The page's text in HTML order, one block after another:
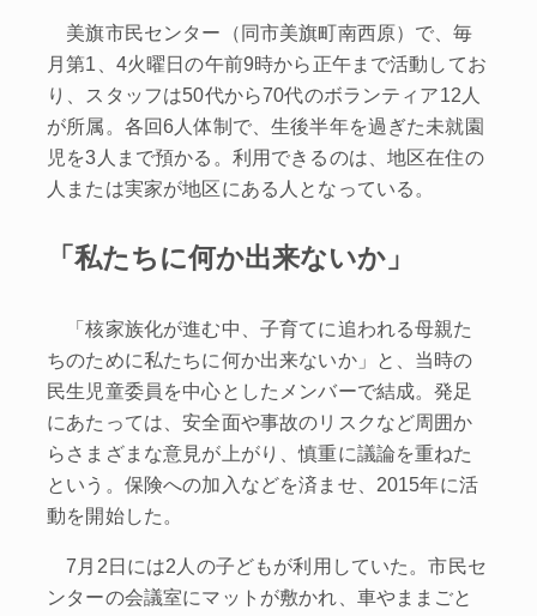
美旗市民センター（同市美旗町南西原）で、毎
月第1、4火曜日の午前9時から正午まで活動してお
り、スタッフは50代から70代のボランティア12人
が所属。各回6人体制で、生後半年を過ぎた未就園
児を3人まで預かる。利用できるのは、地区在住の
人または実家が地区にある人となっている。
「私たちに何か出来ないか」
「核家族化が進む中、子育てに追われる母親た
ちのために私たちに何か出来ないか」と、当時の
民生児童委員を中心としたメンバーで結成。発足
にあたっては、安全面や事故のリスクなど周囲か
らさまざまな意見が上がり、慎重に議論を重ねた
という。保険への加入などを済ませ、2015年に活
動を開始した。
7月2日には2人の子どもが利用していた。市民セ
ンターの会議室にマットが敷かれ、車やままごと